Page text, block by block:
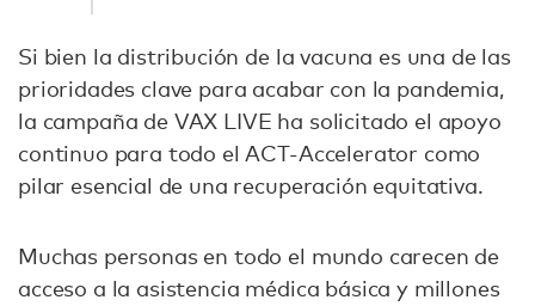
Si bien la distribución de la vacuna es una de las
prioridades clave para acabar con la pandemia,
la campaña de VAX LIVE ha solicitado el apoyo
continuo para todo el ACT-Accelerator como
pilar esencial de una recuperación equitativa.
Muchas personas en todo el mundo carecen de
acceso a la asistencia médica básica y millones